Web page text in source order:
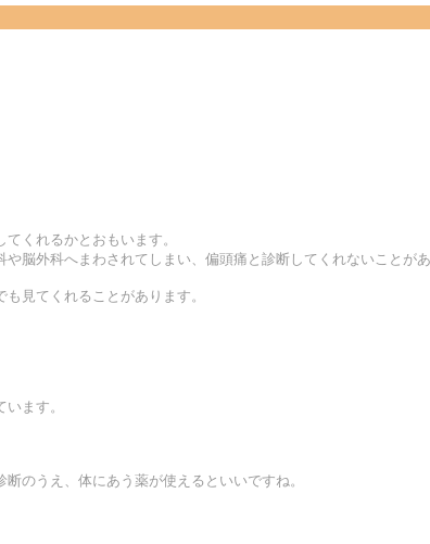
くれるかとおもいます。
脳外科へまわされてしまい、偏頭痛と診断してくれないことがあ
見てくれることがあります。
ます。
のうえ、体にあう薬が使えるといいですね。